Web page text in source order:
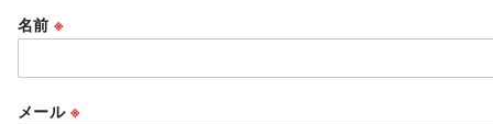
名前※
メール ※